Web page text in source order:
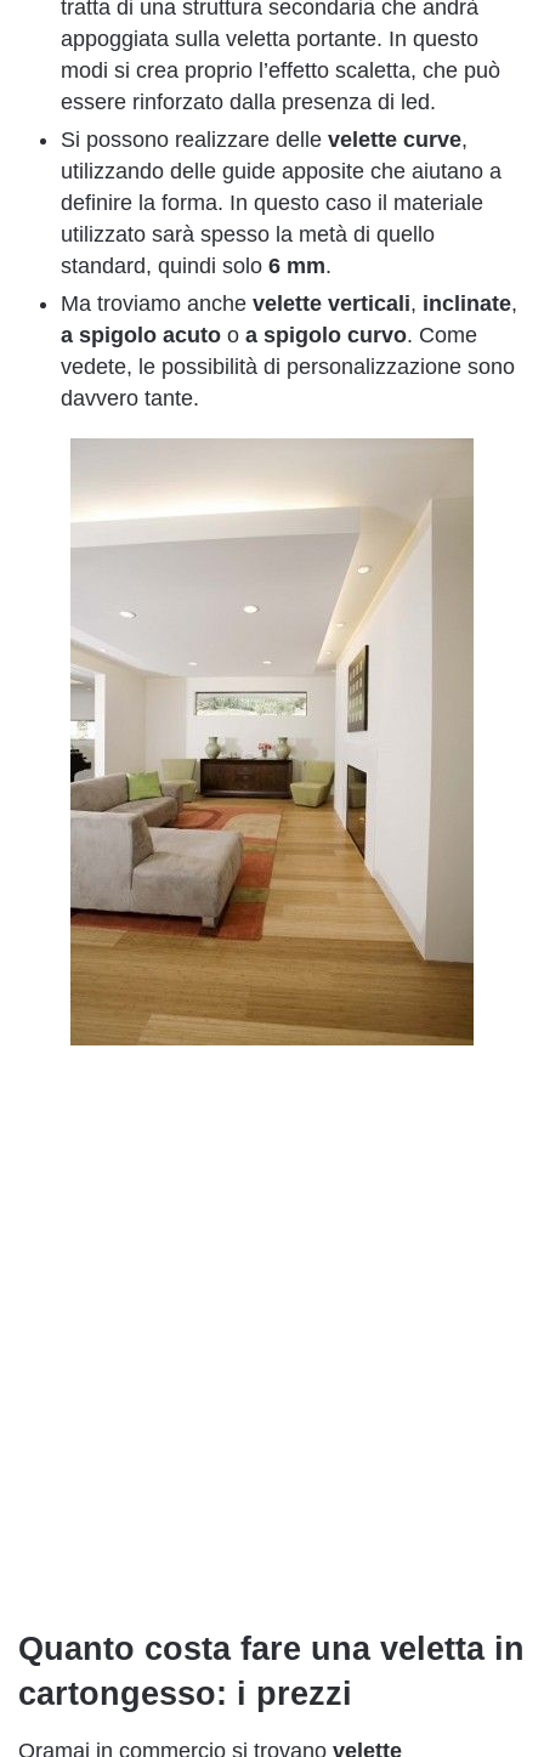
tratta di una struttura secondaria che andrà
appoggiata sulla veletta portante. In questo
modi si crea proprio l’effetto scaletta, che può
essere rinforzato dalla presenza di led.
Si possono realizzare delle velette curve,
utilizzando delle guide apposite che aiutano a
definire la forma. In questo caso il materiale
utilizzato sarà spesso la metà di quello
standard, quindi solo 6 mm.
Ma troviamo anche velette verticali, inclinate,
a spigolo acuto o a spigolo curvo. Come
vedete, le possibilità di personalizzazione sono
davvero tante.
Quanto costa fare una veletta in
cartongesso: i prezzi
Oramai in commercio si trovano velette